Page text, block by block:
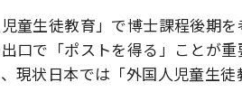
童生徒教育」で博士課程後期を
口で「ポストを得る」ことが重
現状日本では「外国人児童生徒